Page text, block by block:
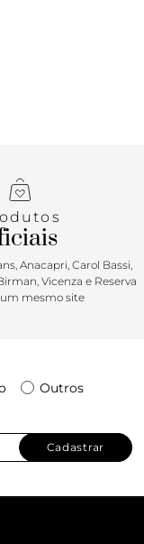
Anacapri, Carol Bassi,
Vicenza e Reserva
mesmo site
Outros
Cadastrar